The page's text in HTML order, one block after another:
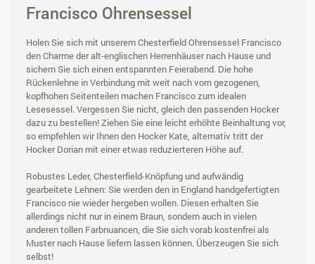
Francisco Ohrensessel
Holen Sie sich mit unserem Chesterfield Ohrensessel Francisco
den Charme der alt-englischen Herrenhäuser nach Hause und
sichern Sie sich einen entspannten Feierabend. Die hohe
Rückenlehne in Verbindung mit weit nach vorn gezogenen,
kopfhohen Seitenteilen machen Francisco zum idealen
Lesesessel. Vergessen Sie nicht, gleich den passenden Hocker
dazu zu bestellen! Ziehen Sie eine leicht erhöhte Beinhaltung vor,
so empfehlen wir Ihnen den Hocker Kate, alternativ tritt der
Hocker Dorian mit einer etwas reduzierteren Höhe auf.
Robustes Leder, Chesterfield-Knöpfung und aufwändig
gearbeitete Lehnen: Sie werden den in England handgefertigten
Francisco nie wieder hergeben wollen. Diesen erhalten Sie
allerdings nicht nur in einem Braun, sondern auch in vielen
anderen tollen Farbnuancen, die Sie sich vorab kostenfrei als
Muster nach Hause liefern lassen können. Überzeugen Sie sich
selbst!